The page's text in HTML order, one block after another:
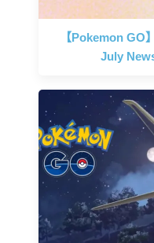
【Pokemon GO
July